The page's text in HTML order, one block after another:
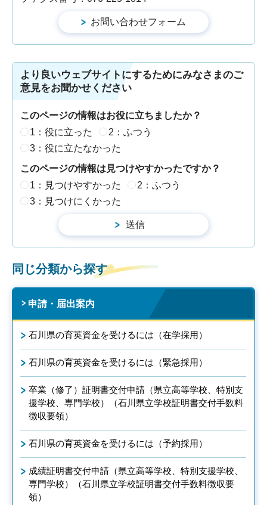
より良いウェブサイトにするためにみなさまのご
意見をお聞かせください
このページの情報はお役に立ちましたか？
1：役に立った
2：ふつう
3：役に立たなかった
このページの情報は見つけやすかったですか？
1：見つけやすかった
2：ふつう
3：見つけにくかった
同じ分類から探す
申請・届出案内
石川県の育英資金を受けるには（在学採用）
石川県の育英資金を受けるには（緊急採用）
卒業（修了）証明書交付申請（県立高等学校、特別支
援学校、専門学校）（石川県立学校証明書交付手数料
徴収要領）
石川県の育英資金を受けるには（予約採用）
成績証明書交付申請（県立高等学校、特別支援学校、
専門学校）（石川県立学校証明書交付手数料徴収要
領）